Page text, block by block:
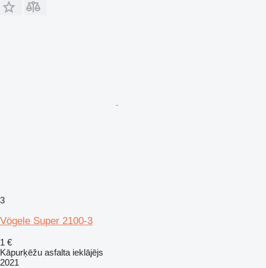
3
Vögele Super 2100-3
1 €
Kāpurķēžu asfalta ieklājējs
2021